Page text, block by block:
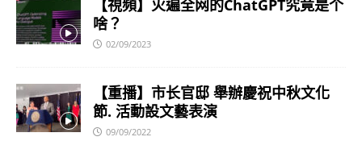
【視頻】火遍全网的ChatGPT究竟是个
啥？
02/09/2023
【重播】市长官邸 舉辦慶祝中秋文化
節. 活動設文藝表演
09/09/2022